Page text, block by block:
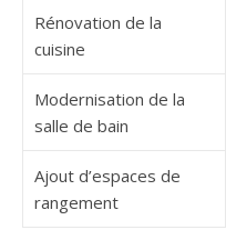
Rénovation de la
cuisine
Modernisation de la
salle de bain
Ajout d’espaces de
rangement